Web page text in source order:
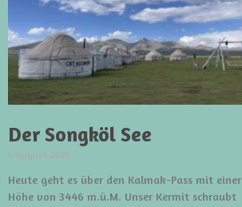
Der Songköl See
1. August 2026
Heute geht es über den Kalmak-Pass mit einer
Höhe von 3446 m.ü.M. Unser Kermit schraubt